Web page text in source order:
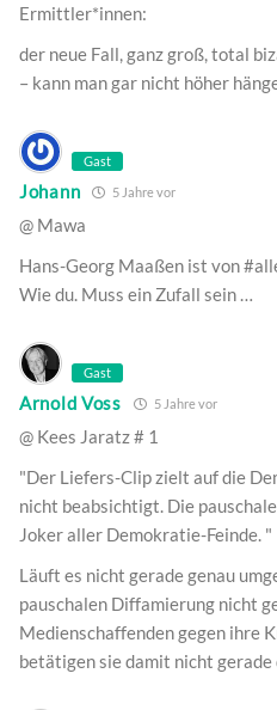
Ermittler*innen:
der neue Fall, ganz groß, total
– kann man gar nicht höher
Gast
Johann 5 Jahre vor
@ Mawa
Hans-Georg Maaßen ist von
Wie du. Muss ein Zufall sein …
Gast
Arnold Voss 5 Jahre vor
@ Kees Jaratz # 1
"Der Liefers-Clip zielt auf die
nicht beabsichtigt. Die
Joker aller Demokratie-Feinde. "
Läuft es nicht gerade genau
pauschalen Diffamierung nicht
Medienschaffenden gegen ihre
betätigen sie damit nicht